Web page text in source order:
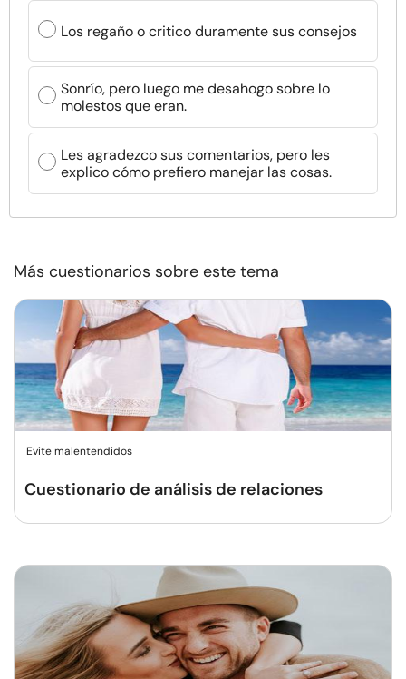
Los regaño o critico duramente sus consejos
Sonrío, pero luego me desahogo sobre lo
molestos que eran.
Les agradezco sus comentarios, pero les
explico cómo prefiero manejar las cosas.
Más cuestionarios sobre este tema
Evite malentendidos
Cuestionario de análisis de relaciones